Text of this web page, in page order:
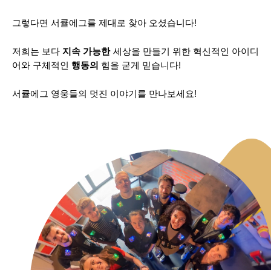
그렇다면 서큘에그를 제대로 찾아 오셨습니다!
저희는 보다지속 가능한세상을 만들기 위한 혁신적인 아이디
어와 구체적인 행동의 힘을 굳게 믿습니다!
서큘에그 영웅들의 멋진 이야기를 만나보세요!